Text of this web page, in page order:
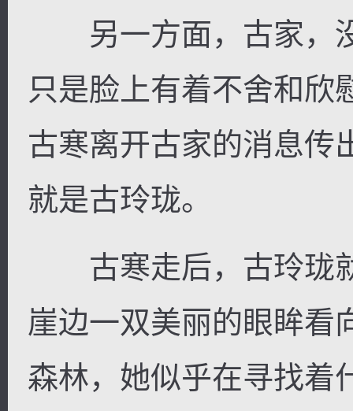
另一方面，古家，
只是脸上有着不舍和欣
古寒离开古家的消息传
就是古玲珑。
古寒走后，古玲珑
崖边一双美丽的眼眸看
森林，她似乎在寻找着